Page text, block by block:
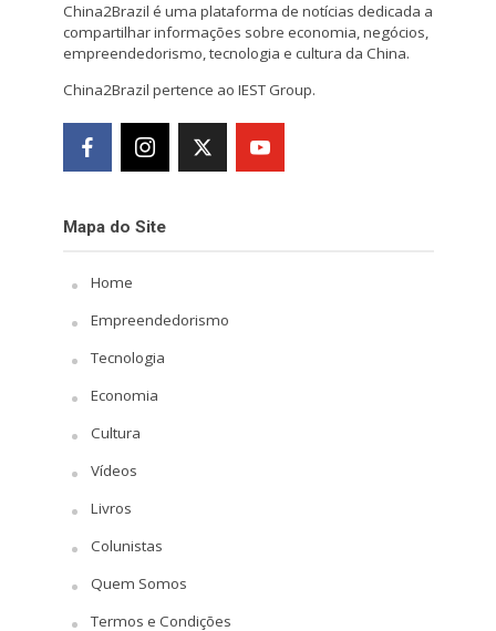
China2Brazil é uma plataforma de notícias dedicada a
compartilhar informações sobre economia, negócios,
empreendedorismo, tecnologia e cultura da China.
China2Brazil pertence ao IEST Group.
Mapa do Site
Home
Empreendedorismo
Tecnologia
Economia
Cultura
Vídeos
Livros
Colunistas
Quem Somos
Termos e Condições